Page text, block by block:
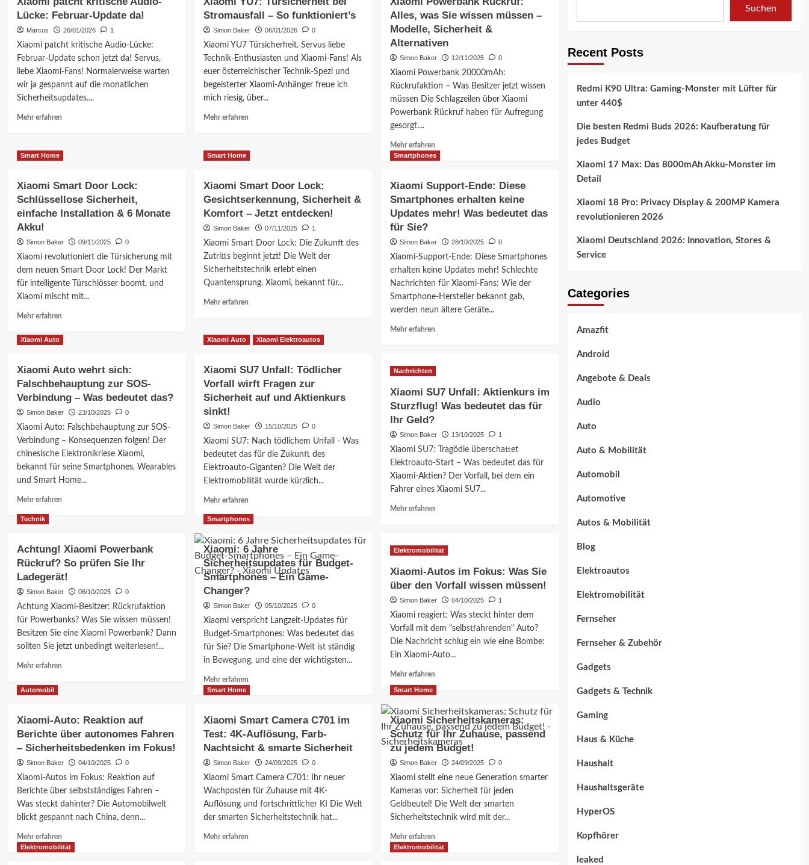
Lücke: Februar-Update da!
Marcus 26/01/2026 1
Xiaomi patcht kritische Audio-Lücke:
Februar-Update schon jetzt da! Servus,
liebe Xiaomi-Fans! Normalerweise warten
wir ja gespannt auf die monatlichen
Sicherheitsupdates....
Mehr erfahrenMehr
Xiaomi
patcht
Audio-
Lücke:
Update
Stromausfall – So funktioniert’s
Simon Baker 06/01/2026 0
Xiaomi YU7 Türsicherheit. Servus liebe
Technik-Enthusiasten und Xiaomi-Fans! Als
euer österreichischer Technik-Spezi und
begeisterter Xiaomi-Anhänger freue ich
mich riesig, über...
Mehr erfahrenMehr
Xiaomi
YU7:
bei
Stromausfall
So
funktioniert’s
Alles, was Sie wissen müssen –
Modelle, Sicherheit &
Alternativen
Simon Baker 12/11/2025 0
Xiaomi Powerbank 20000mAh:
Rückrufaktion – Was Besitzer jetzt wissen
müssen Die Schlagzeilen über Xiaomi
Powerbank Rückruf haben für Aufregung
gesorgt....
Mehr erfahren
Informationen
Powerbank
Rückruf:
Alles,
wissen
müssen
–
Modelle,
Sicherheit
Alternativen
Smart Home
Xiaomi Smart Door Lock:
Schlüssellose Sicherheit,
einfache Installation & 6 Monate
Akku!
Simon Baker 09/11/2025 0
Xiaomi revolutioniert die Türsicherung mit
dem neuen Smart Door Lock! Der Markt
für intelligente Türschlösser boomt, und
Xiaomi mischt mit...
Mehr erfahrenMehr
über
Door
Lock:
Schlüssellose
Sicherheit,
einfache
Installation
&
6
Monate
Smart Home
Xiaomi Smart Door Lock:
Gesichtserkennung, Sicherheit &
Komfort – Jetzt entdecken!
Simon Baker 07/11/2025 1
Xiaomi Smart Door Lock: Die Zukunft des
Zutritts beginnt jetzt! Die Welt der
Sicherheitstechnik erlebt einen
Quantensprung. Xiaomi, bekannt für...
Mehr erfahrenMehr
Xiaomi
Smart
Lock:
Gesichtserkennung,
&
–
Jetzt
entdecken!
Smartphones
Xiaomi Support-Ende: Diese
Smartphones erhalten keine
Updates mehr! Was bedeutet das
für Sie?
Simon Baker 28/10/2025 0
Xiaomi-Support-Ende: Diese Smartphones
erhalten keine Updates mehr! Schlechte
Nachrichten für Xiaomi-Fans: Wie der
Smartphone-Hersteller bekannt gab,
werden neun ältere Geräte...
Mehr erfahren
Diese
Smartphones
keine
mehr!
Was
bedeutet
das
Xiaomi Auto
Xiaomi Auto wehrt sich:
Falschbehauptung zur SOS-
Verbindung – Was bedeutet das?
Simon Baker 23/10/2025 0
Xiaomi Auto: Falschbehauptung zur SOS-
Verbindung – Konsequenzen folgen! Der
chinesische Elektronikriese Xiaomi,
bekannt für seine Smartphones, Wearables
und Smart Home...
Mehr erfahrenMehr
wehrt
sich:
Falschbehauptung
zur
–
Was
bedeutet
Xiaomi Auto Xiaomi Elektroautos
Xiaomi SU7 Unfall: Tödlicher
Vorfall wirft Fragen zur
Sicherheit auf und Aktienkurs
sinkt!
Simon Baker 15/10/2025 0
Xiaomi SU7: Nach tödlichem Unfall - Was
bedeutet das für die Zukunft des
Elektroauto-Giganten? Die Welt der
Elektromobilität wurde kürzlich...
Mehr erfahrenMehr
über
SU7
Unfall:
Tödlicher
Vorfall
wirft
Fragen
Sicherheit
auf
und
Aktienkurs
Nachrichten
Xiaomi SU7 Unfall: Aktienkurs im
Sturzflug! Was bedeutet das für
Ihr Geld?
Simon Baker 13/10/2025 1
Xiaomi SU7: Tragödie überschattet
Elektroauto-Start – Was bedeutet das für
Xiaomi-Aktien? Der Vorfall, bei dem ein
Fahrer eines Xiaomi SU7...
Mehr erfahren
SU7
Aktienkurs
im
Sturzflug!
Was
das
für
Ihr
Technik
Achtung! Xiaomi Powerbank
Rückruf? So prüfen Sie Ihr
Ladegerät!
Simon Baker 06/10/2025 0
Achtung Xiaomi-Besitzer: Rückrufaktion
für Powerbanks? Was Sie wissen müssen!
Besitzen Sie eine Xiaomi Powerbank? Dann
sollten Sie jetzt unbedingt weiterlesen!...
Mehr erfahrenMehr
Powerbank
Rückruf?
So
Sie
Ihr
Ladegerät!
Smartphones
Xiaomi: 6 Jahre
Sicherheitsupdates für Budget-
Smartphones – Ein Game-
Changer?
Simon Baker 05/10/2025 0
Xiaomi verspricht Langzeit-Updates für
Budget-Smartphones: Was bedeutet das
für Sie? Die Smartphone-Welt ist ständig
in Bewegung, und eine der wichtigsten...
Mehr erfahrenMehr
6
Jahre
Sicherheitsupdates
für
Smartphones
–
Ein
Game-
Elektromobilität
Xiaomi-Autos im Fokus: Was Sie
über den Vorfall wissen müssen!
Simon Baker 04/10/2025 1
Xiaomi reagiert: Was steckt hinter dem
Vorfall mit dem "selbstfahrenden" Auto?
Die Nachricht schlug ein wie eine Bombe:
Ein Xiaomi-Auto...
Mehr erfahren
Informationen
über
Xiaomi-
Autos
im
Fokus:
Was
Sie
über
den
müssen!
Automobil
Xiaomi-Auto: Reaktion auf
Berichte über autonomes Fahren
– Sicherheitsbedenken im Fokus!
Simon Baker 04/10/2025 0
Xiaomi-Autos im Fokus: Reaktion auf
Berichte über selbstständiges Fahren –
Was steckt dahinter? Die Automobilwelt
blickt gespannt nach China, denn...
Mehr erfahrenMehr
Informationen
Smart Home
Xiaomi Smart Camera C701 im
Test: 4K-Auflösung, Farb-
Nachtsicht & smarte Sicherheit
Simon Baker 24/09/2025 0
Xiaomi Smart Camera C701: Ihr neuer
Wachposten für Zuhause mit 4K-
Auflösung und fortschrittlicher KI Die Welt
der smarten Sicherheitstechnik hat...
Mehr erfahrenMehr
Smart Home
Xiaomi Sicherheitskameras:
Schutz für Ihr Zuhause, passend
zu jedem Budget!
Simon Baker 24/09/2025 0
Xiaomi stellt eine neue Generation smarter
Kameras vor: Sicherheit für jeden
Geldbeutel! Die Welt der smarten
Sicherheitstechnik wird mit der...
Mehr erfahren
Informationen
Elektromobilität Elektromobilität
Suchen
Recent Posts
Redmi K90 Ultra: Gaming-Monster mit Lüfter für
unter 440$
Die besten Redmi Buds 2026: Kaufberatung für
jedes Budget
Xiaomi 17 Max: Das 8000mAh Akku-Monster im
Detail
Xiaomi 18 Pro: Privacy Display & 200MP Kamera
revolutionieren 2026
Xiaomi Deutschland 2026: Innovation, Stores &
Service
Categories
Amazfit
Android
Angebote & Deals
Audio
Auto
Auto & Mobilität
Automobil
Automotive
Autos & Mobilität
Blog
Elektroautos
Elektromobilität
Fernseher
Fernseher & Zubehör
Gadgets
Gadgets & Technik
Gaming
Haus & Küche
Haushalt
Haushaltsgeräte
HyperOS
Kopfhörer
leaked